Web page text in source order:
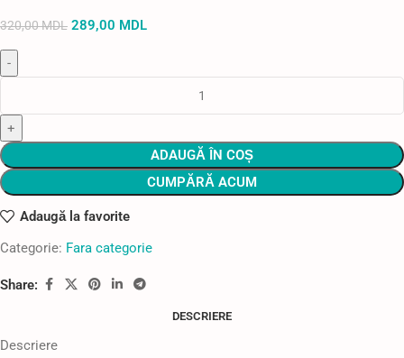
320,00MDL 289,00 MDL
ADAUGĂ ÎN COȘ
CUMPĂRĂ ACUM
Adaugă la favorite
Categorie: Fara categorie
Share:
DESCRIERE
Descriere